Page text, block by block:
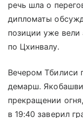
речь шла о
дипломаты
позиции уже вели
по Цхинвалу.
Вечером Тбилиси
демарш.
прекращении
в 19:40 заверил